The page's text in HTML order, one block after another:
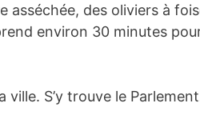
asséchée, des oliviers à
environ 30 minutes
S’y trouve le